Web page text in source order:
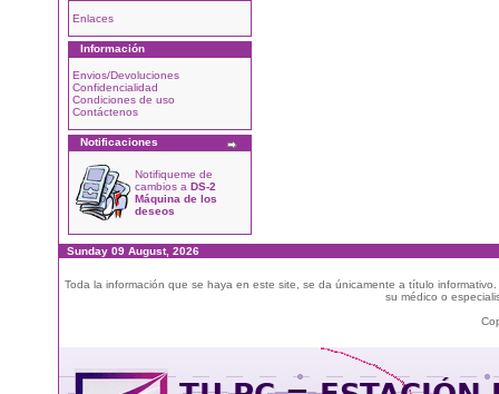
Enlaces
Información
Envios/Devoluciones
Confidencialidad
Condiciones de uso
Contáctenos
Notificaciones
Notifiqueme de
cambios a DS-2
Máquina de los
deseos
Sunday 09 August, 2026
Toda la información que se haya en este site, se da únicamente a título
su médico o